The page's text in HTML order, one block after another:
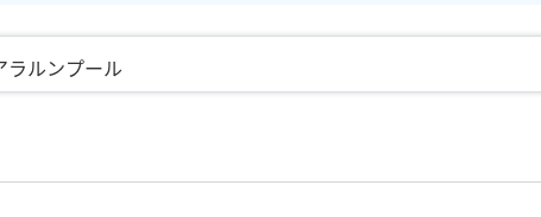
ラルンプール